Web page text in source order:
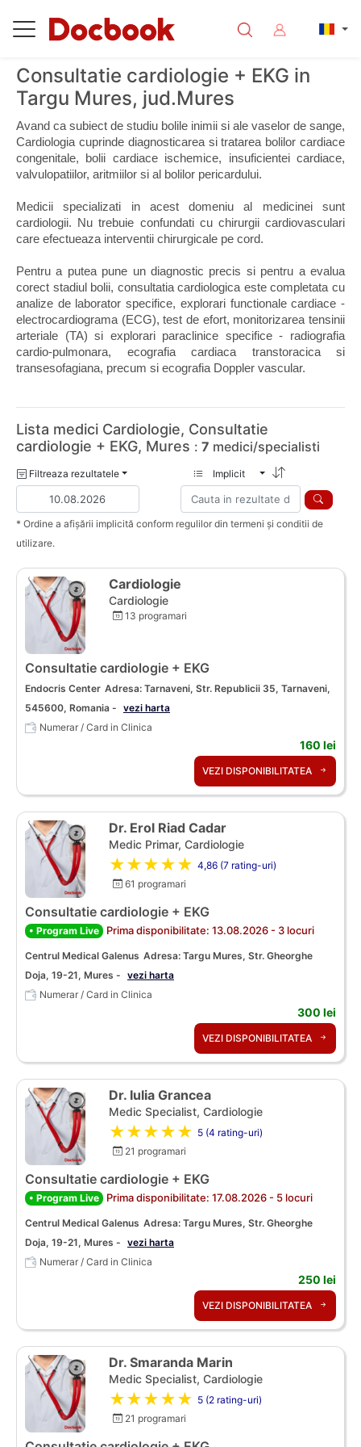
Consultatie cardiologie + EKG in
Targu Mures, jud.Mures
Avand ca subiect de studiu bolile inimii si ale vaselor de sange,
Cardiologia cuprinde diagnosticarea si tratarea bolilor cardiace
congenitale, bolii cardiace ischemice, insuficientei cardiace,
valvulopatiilor, aritmiilor si al bolilor pericardului.
Medicii specializati in acest domeniu al medicinei sunt
cardiologii. Nu trebuie confundati cu chirurgii cardiovasculari
care efectueaza interventii chirurgicale pe cord.
Pentru a putea pune un diagnostic precis si pentru a evalua
corect stadiul bolii, consultatia cardiologica este completata cu
analize de laborator specifice, explorari functionale cardiace -
electrocardiograma (ECG), test de efort, monitorizarea tensinii
arteriale (TA) si explorari paraclinice specifice - radiografia
cardio-pulmonara, ecografia cardiaca transtoracica si
transesofagiana, precum si ecografia Doppler vascular.
Lista medici Cardiologie, Consultatie
cardiologie + EKG, Mures : 7 medici/specialisti
Filtreaza rezultatele Implicit
* Ordine a afișării implicită conform regulilor din termeni și conditii de
utilizare.
Cardiologie
Cardiologie
13 programari
Consultatie cardiologie + EKG
Endocris Center Adresa: Tarnaveni, Str. Republicii 35, Tarnaveni,
545600, Romania - vezi harta
Numerar / Card in Clinica
160 lei
VEZI DISPONIBILITATEA
Dr. Erol Riad Cadar
Medic Primar, Cardiologie
★★★★★ 4,86 (7 rating-uri)
61 programari
Consultatie cardiologie + EKG
• Program Live Prima disponibilitate: 13.08.2026 - 3 locuri
Centrul Medical Galenus Adresa: Targu Mures, Str. Gheorghe
Doja, 19-21, Mures - vezi harta
Numerar / Card in Clinica
300 lei
VEZI DISPONIBILITATEA
Dr. Iulia Grancea
Medic Specialist, Cardiologie
★★★★★ 5 (4 rating-uri)
21 programari
Consultatie cardiologie + EKG
• Program Live Prima disponibilitate: 17.08.2026 - 5 locuri
Centrul Medical Galenus Adresa: Targu Mures, Str. Gheorghe
Doja, 19-21, Mures - vezi harta
Numerar / Card in Clinica
250 lei
VEZI DISPONIBILITATEA
Dr. Smaranda Marin
Medic Specialist, Cardiologie
★★★★★ 5 (2 rating-uri)
21 programari